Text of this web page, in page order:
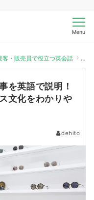
Menu
客・販売員で役立つ英会話 サ
を英語で説明！
文化をわかりや
dehito